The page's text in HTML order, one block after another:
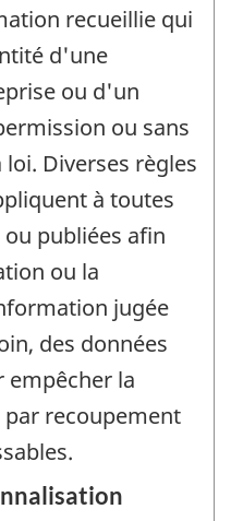
recueillie qui
d'une
ou d'un
ou sans
Diverses règles
à toutes
publiées afin
ou la
jugée
des données
empêcher la
recoupement